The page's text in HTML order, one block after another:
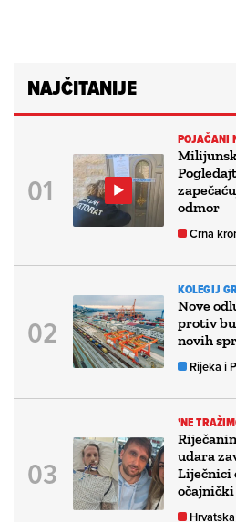
NAJČITANIJE
POJAČANI
odmor
Crna
KOLEGIJ
Nove
protiv
novih
Rijeka i
'NE
udara
Liječnici